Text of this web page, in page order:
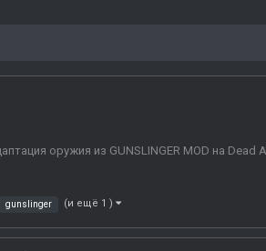
оружия из GUNSLINGER MOD на Dead
gunslinger (и ещё 1 )